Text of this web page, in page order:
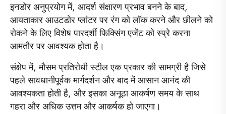
इनडोर अनुप्रयोग में, आदर्श संक्षारण प्रभाव बनने के बाद,
आयताकार आउटडोर प्लांटर पर रंग को लॉक करने और छीलने को
रोकने के लिए विशेष पारदर्शी फिक्सिंग एजेंट को स्प्रे करना
आमतौर पर आवश्यक होता है।
संक्षेप में, मौसम प्रतिरोधी स्टील एक प्रकार की सामग्री है जिसे
पहले सावधानीपूर्वक मार्गदर्शन और बाद में आसान आनंद की
आवश्यकता होती है, और इसका अनूठा आकर्षण समय के साथ
गहरा और अधिक उत्तम और आकर्षक हो जाएगा।